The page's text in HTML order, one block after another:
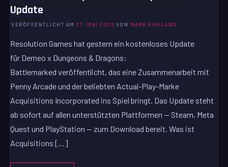
Update
VERÖFFENTLICHT AM27. MAI 2026 VON MARK RUHLAND
Resolution Games hat gestern ein kostenloses Update
für Demeo x Dungeons & Dragons:
Battlemarked veröffentlicht, das eine Zusammenarbeit mit
Penny Arcade und der beliebten Actual-Play-Marke
Acquisitions Incorporated ins Spiel bringt. Das Update steht
ab sofort auf allen unterstützten Plattformen — Steam, Meta
Quest und PlayStation — zum Download bereit. Was ist
Acquisitions […]